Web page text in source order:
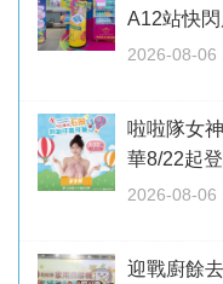
A12站快
2026-08-06
啦啦隊女
華8/22起
2026-08-06
迎戰廚餘